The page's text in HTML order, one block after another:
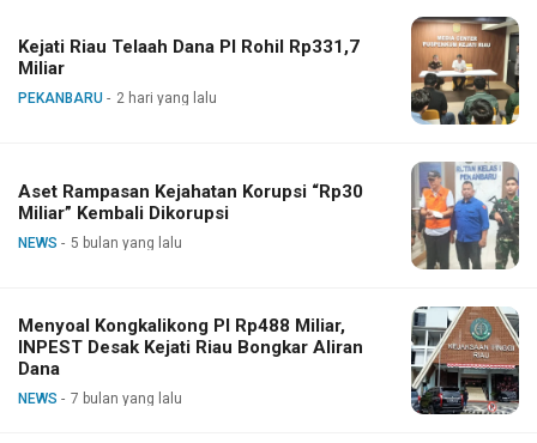
Kejati Riau Telaah Dana PI Rohil Rp331,7
Miliar
PEKANBARU 2 hari yang lalu
Aset Rampasan Kejahatan Korupsi “Rp30
Miliar” Kembali Dikorupsi
NEWS 5 bulan yang lalu
Menyoal Kongkalikong PI Rp488 Miliar,
INPEST Desak Kejati Riau Bongkar Aliran
Dana
NEWS 7 bulan yang lalu